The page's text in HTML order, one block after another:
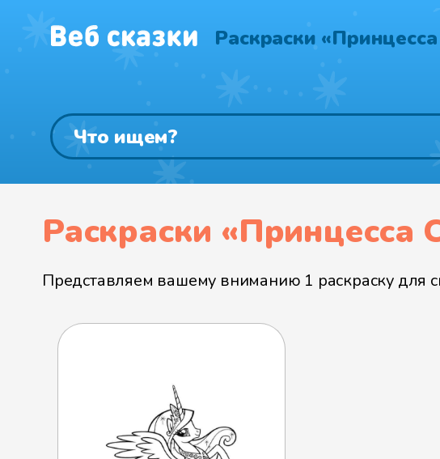
Раскраски
Раскраски «Принцесса
Представляем вашему вниманию 1 раскраску для